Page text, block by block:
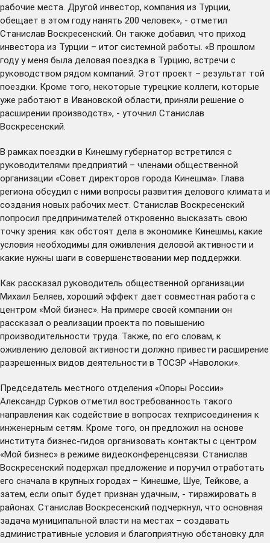
рабочие места. Другой инвестор, компания из Турции,
обещает в этом году нанять 200 человек», - отметил
Станислав Воскресенский. Он также добавил, что приход
инвестора из Турции – итог системной работы. «В прошлом
году у меня была деловая поездка в Турцию, встречи с
руководством рядом компаний. Этот проект – результат той
поездки. Кроме того, некоторые турецкие коллеги, которые
уже работают в Ивановской области, приняли решение о
расширении производств», - уточнил Станислав
Воскресенский.
В рамках поездки в Кинешму губернатор встретился с
руководителями предприятий – членами общественной
организации «Совет директоров города Кинешма». Глава
региона обсудил с ними вопросы развития делового климата и
создания новых рабочих мест. Станислав Воскресенский
попросил предпринимателей откровенно высказать свою
точку зрения: как обстоят дела в экономике Кинешмы, какие
условия необходимы для оживления деловой активности и
какие нужны шаги в совершенствовании мер поддержки.
Как рассказал руководитель общественной организации
Михаил Беляев, хороший эффект дает совместная работа с
центром «Мой бизнес». На примере своей компании он
рассказал о реализации проекта по повышению
производительности труда. Также, по его словам, к
оживлению деловой активности должно привести расширение
разрешенных видов деятельности в ТОСЭР «Наволоки».
Председатель местного отделения «Опоры России»
Александр Сурков отметил востребованность такого
направления как содействие в вопросах техприсоединения к
инженерным сетям. Кроме того, он предложил на основе
института бизнес-гидов организовать контакты с центром
«Мой бизнес» в режиме видеоконференцсвязи. Станислав
Воскресенский подержал предложение и поручил отработать
его сначала в крупных городах – Кинешме, Шуе, Тейкове, а
затем, если опыт будет признан удачным, - тиражировать в
районах. Станислав Воскресенский подчеркнул, что основная
задача муниципальной власти на местах – создавать
административные условия и благоприятную обстановку для